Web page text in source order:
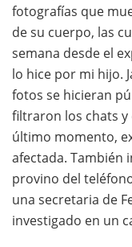
fotografías que
de su cuerpo, las
semana desde el
lo hice por mi hijo.
fotos se hicieran
filtraron los chats y
último momento,
afectada. También
provino del
una secretaria de
investigado en un